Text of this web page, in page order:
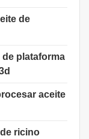
de
plataforma
aceite
ricino